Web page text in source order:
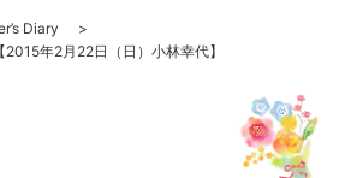
Diary
年2月22日（日）小林幸代】